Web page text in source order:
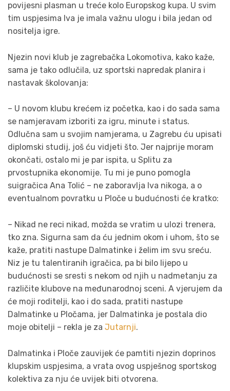
povijesni plasman u treće kolo Europskog kupa. U svim
tim uspjesima Iva je imala važnu ulogu i bila jedan od
nositelja igre.
Njezin novi klub je zagrebačka Lokomotiva, kako kaže,
sama je tako odlučila, uz sportski napredak planira i
nastavak školovanja:
– U novom klubu krećem iz početka, kao i do sada sama
se namjeravam izboriti za igru, minute i status.
Odlučna sam u svojim namjerama, u Zagrebu ću upisati
diplomski studij, još ću vidjeti što. Jer najprije moram
okončati, ostalo mi je par ispita, u Splitu za
prvostupnika ekonomije. Tu mi je puno pomogla
suigračica Ana Tolić – ne zaboravlja Iva nikoga, a o
eventualnom povratku u Ploče u budućnosti će kratko:
– Nikad ne reci nikad, možda se vratim u ulozi trenera,
tko zna. Sigurna sam da ću jednim okom i uhom, što se
kaže, pratiti nastupe Dalmatinke i želim im svu sreću.
Niz je tu talentiranih igračica, pa bi bilo lijepo u
budućnosti se sresti s nekom od njih u nadmetanju za
različite klubove na međunarodnoj sceni. A vjerujem da
će moji roditelji, kao i do sada, pratiti nastupe
Dalmatinke u Pločama, jer Dalmatinka je postala dio
moje obitelji – rekla je za Jutarnji.
Dalmatinka i Ploče zauvijek će pamtiti njezin doprinos
klupskim uspjesima, a vrata ovog uspješnog sportskog
kolektiva za nju će uvijek biti otvorena.